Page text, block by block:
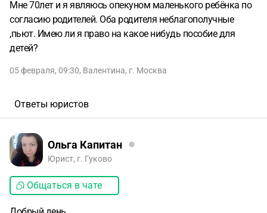
Мне 70лет и я являюсь опекуном маленького ребёнка по
согласию родителей. Оба родителя неблагополучные
,пьют. Имею ли я право на какое нибудь пособие для
детей?
05 февраля, 09:30, Валентина, г. Москва
Ответы юристов
Ольга Капитан
Юрист, г. Гуково
Общаться в чате